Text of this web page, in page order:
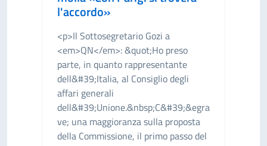
l'accordo»
<p>Il Sottosegretario Gozi a
<em>QN</em>: &quot;Ho preso
parte, in quanto rappresentante
dell&#39;Italia, al Consiglio degli
affari generali
dell&#39;Unione.&nbsp;C&#39;&egra
ve; una maggioranza sulla proposta
della Commissione, il primo passo del